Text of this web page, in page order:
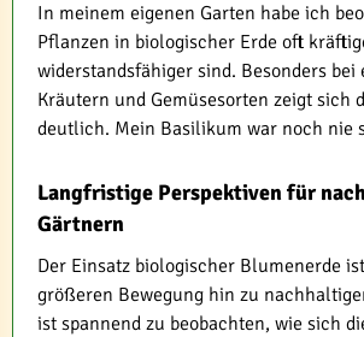
In meinem eigenen Garten habe ich
Pflanzen in biologischer Erde oft
widerstandsfähiger sind. Besonders
Kräutern und Gemüsesorten zeigt sich
deutlich. Mein Basilikum war noch nie
Langfristige Perspektiven für
Gärtnern
Der Einsatz biologischer Blumenerde
größeren Bewegung hin zu
ist spannend zu beobachten, wie sich